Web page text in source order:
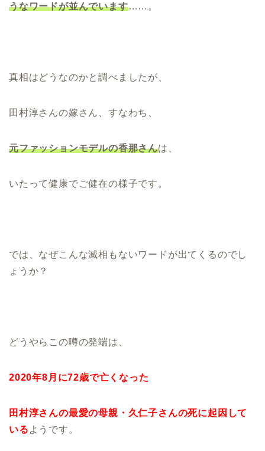
うなワードが並んでいます……。
真相はどうなのかと調べましたが、
田村淳さんの嫁さん、すなわち、
元ファッションモデルの香那さんは、
いたって健康でご健在の様子です。
では、なぜこんな滅相もないワードが出てくるのでし
ょうか？
どうやらこの噂の発端は、
2020年8月に72歳で亡くなった
田村淳さんの最愛の母親・久仁子さんの死に起因して
いる ようです。